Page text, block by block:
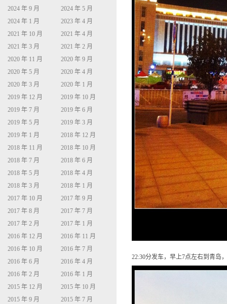
22:30分发车，早上7点左右到青岛
2024 年 9 月
2024 年 5 月
2024 年 1 月
2023 年 4 月
2021 年 10 月
2021 年 4 月
2021 年 3 月
2021 年 2 月
2020 年 11 月
2020 年 9 月
2020 年 5 月
2020 年 4 月
2020 年 3 月
2020 年 1 月
2019 年 12 月
2019 年 10 月
2019 年 7 月
2019 年 6 月
2019 年 5 月
2019 年 3 月
2019 年 1 月
2018 年 12 月
2018 年 11 月
2018 年 10 月
2018 年 7 月
2018 年 6 月
2018 年 5 月
2018 年 4 月
2018 年 3 月
2018 年 1 月
2017 年 10 月
2017 年 9 月
2017 年 8 月
2017 年 7 月
2017 年 2 月
2017 年 1 月
2016 年 12 月
2016 年 11 月
2016 年 10 月
2016 年 7 月
2016 年 6 月
2016 年 4 月
2016 年 2 月
2016 年 1 月
2015 年 12 月
2015 年 10 月
2015 年 9 月
2015 年 7 月